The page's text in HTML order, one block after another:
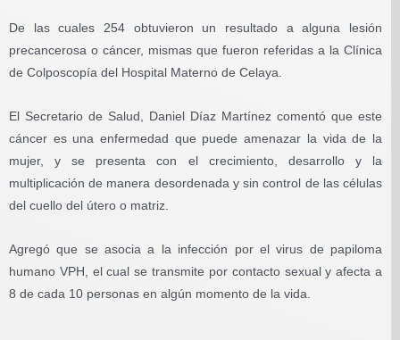
De las cuales 254 obtuvieron un resultado a alguna lesión
precancerosa o cáncer, mismas que fueron referidas a la Clínica
de Colposcopía del Hospital Materno de Celaya.
El Secretario de Salud, Daniel Díaz Martínez comentó que este
cáncer es una enfermedad que puede amenazar la vida de la
mujer, y se presenta con el crecimiento, desarrollo y la
multiplicación de manera desordenada y sin control de las células
del cuello del útero o matriz.
Agregó que se asocia a la infección por el virus de papiloma
humano VPH, el cual se transmite por contacto sexual y afecta a
8 de cada 10 personas en algún momento de la vida.